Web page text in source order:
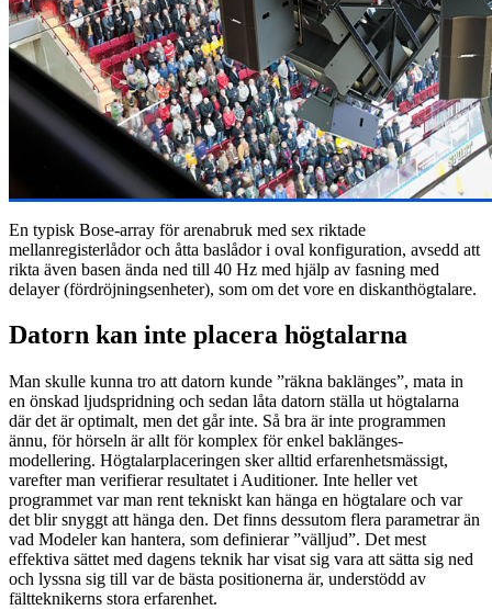
En typisk Bose-array för arenabruk med sex riktade
mellanregisterlådor och åtta baslådor i oval konfiguration, avsedd att
rikta även basen ända ned till 40 Hz med hjälp av fasning med
delayer (fördröjningsenheter), som om det vore en diskanthögtalare.
Datorn kan inte placera högtalarna
Man skulle kunna tro att datorn kunde ”räkna baklänges”, mata in
en önskad ljudspridning och sedan låta datorn ställa ut högtalarna
där det är optimalt, men det går inte. Så bra är inte programmen
ännu, för hörseln är allt för komplex för enkel baklänges-
modellering. Högtalarplaceringen sker alltid erfarenhetsmässigt,
varefter man verifierar resultatet i Auditioner. Inte heller vet
programmet var man rent tekniskt kan hänga en högtalare och var
det blir snyggt att hänga den. Det finns dessutom flera parametrar än
vad Modeler kan hantera, som definierar ”välljud”. Det mest
effektiva sättet med dagens teknik har visat sig vara att sätta sig ned
och lyssna sig till var de bästa positionerna är, understödd av
fältteknikerns stora erfarenhet.